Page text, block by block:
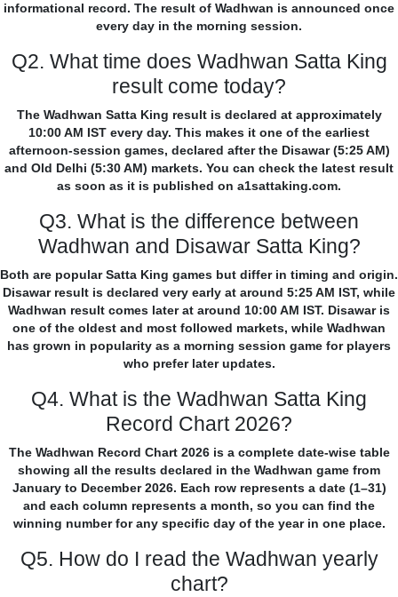
informational record. The result of Wadhwan is announced once
every day in the morning session.
Q2. What time does Wadhwan Satta King
result come today?
The Wadhwan Satta King result is declared at approximately
10:00 AM IST every day. This makes it one of the earliest
afternoon-session games, declared after the Disawar (5:25 AM)
and Old Delhi (5:30 AM) markets. You can check the latest result
as soon as it is published on a1sattaking.com.
Q3. What is the difference between
Wadhwan and Disawar Satta King?
Both are popular Satta King games but differ in timing and origin.
Disawar result is declared very early at around 5:25 AM IST, while
Wadhwan result comes later at around 10:00 AM IST. Disawar is
one of the oldest and most followed markets, while Wadhwan
has grown in popularity as a morning session game for players
who prefer later updates.
Q4. What is the Wadhwan Satta King
Record Chart 2026?
The Wadhwan Record Chart 2026 is a complete date-wise table
showing all the results declared in the Wadhwan game from
January to December 2026. Each row represents a date (1–31)
and each column represents a month, so you can find the
winning number for any specific day of the year in one place.
Q5. How do I read the Wadhwan yearly
chart?